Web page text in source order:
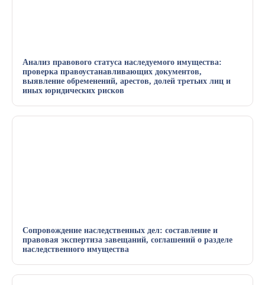
Анализ правового статуса наследуемого имущества:
проверка правоустанавливающих документов,
выявление обременений, арестов, долей третьих лиц и
иных юридических рисков
Сопровождение наследственных дел: составление и
правовая экспертиза завещаний, соглашений о разделе
наследственного имущества